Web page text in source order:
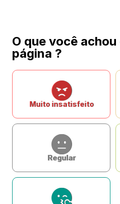
O que você
página ?
Muito insatisfeito
Regular